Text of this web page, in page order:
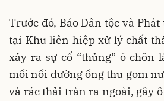
Trước đó, Báo Dân tộc và
tại Khu liên hiệp xử lý chất
xảy ra sự cố “thủng” ô chôn
mối nối đường ống thu gom
và rác thải tràn ra ngoài, gây